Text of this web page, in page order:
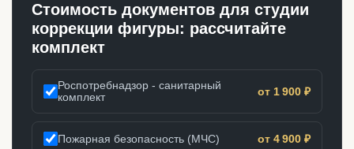
Стоимость документов для студии
коррекции фигуры: рассчитайте
комплект
Роспотребнадзор - санитарный
комплект
от 1 900 ₽
Пожарная безопасность (МЧС) от 4 900 ₽